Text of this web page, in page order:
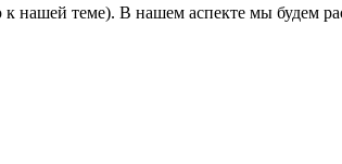
нашей теме). В нашем аспекте мы будем